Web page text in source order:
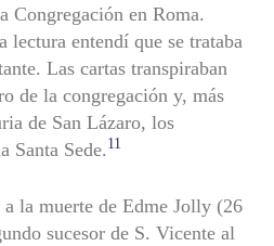
Congregación en Roma.
lectura entendí que se trataba
Las cartas transpiraban
de la congregación y, más
de San Lázaro, los
Santa Sede. 11
la muerte de Edme Jolly (26
sucesor de S. Vicente al